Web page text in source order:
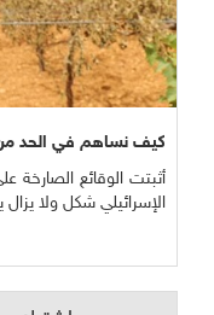
كيف نساهم في الحد
أثبتت الوقائع الصارخة
الإسرائيلي شكل ولا